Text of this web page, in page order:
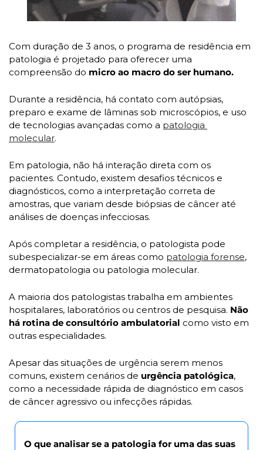
Com duração de 3 anos, o programa de residência em
patologia é projetado para oferecer uma
compreensão do micro ao macro do ser humano.
Durante a residência, há contato com autópsias,
preparo e exame de lâminas sob microscópios, e uso
de tecnologias avançadas como a patologia
molecular.
Em patologia, não há interação direta com os
pacientes. Contudo, existem desafios técnicos e
diagnósticos, como a interpretação correta de
amostras, que variam desde biópsias de câncer até
análises de doenças infecciosas.
Após completar a residência, o patologista pode
subespecializar-se em áreas como patologia forense,
dermatopatologia ou patologia molecular.
A maioria dos patologistas trabalha em ambientes
hospitalares, laboratórios ou centros de pesquisa. Não
há rotina de consultório ambulatorial como visto em
outras especialidades.
Apesar das situações de urgência serem menos
comuns, existem cenários de urgência patológica,
como a necessidade rápida de diagnóstico em casos
de câncer agressivo ou infecções rápidas.
O que analisar se a patologia for uma das suas